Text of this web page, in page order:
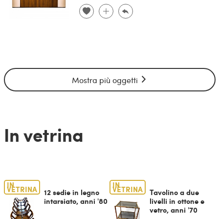
Mostra più oggetti
In vetrina
IN
VETRINA
12 sedie in legno
intarsiato, anni '80
IN
VETRINA
Tavolino a due
livelli in ottone e
vetro, anni '70